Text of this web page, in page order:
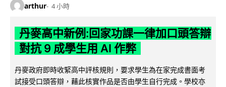
arthur 4 小時
丹麥高中新例:回家功課一律加口頭答辯
對抗 9 成學生用 AI 作弊
丹麥政府即時收緊高中評核規則，要求學生為在家完成書面考
試接受口頭答辯，藉此核實作品是否由學生自行完成。學校亦